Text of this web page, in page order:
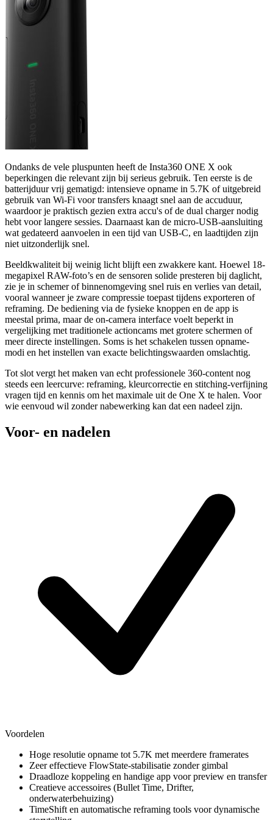
Ondanks de vele pluspunten heeft de Insta360 ONE X ook
beperkingen die relevant zijn bij serieus gebruik. Ten eerste is de
batterijduur vrij gematigd: intensieve opname in 5.7K of uitgebreid
gebruik van Wi-Fi voor transfers knaagt snel aan de accuduur,
waardoor je praktisch gezien extra accu's of de dual charger nodig
hebt voor langere sessies. Daarnaast kan de micro-USB-aansluiting
wat gedateerd aanvoelen in een tijd van USB-C, en laadtijden zijn
niet uitzonderlijk snel.
Beeldkwaliteit bij weinig licht blijft een zwakkere kant. Hoewel 18-
megapixel RAW-foto’s en de sensoren solide presteren bij daglicht,
zie je in schemer of binnenomgeving snel ruis en verlies van detail,
vooral wanneer je zware compressie toepast tijdens exporteren of
reframing. De bediening via de fysieke knoppen en de app is
meestal prima, maar de on-camera interface voelt beperkt in
vergelijking met traditionele actioncams met grotere schermen of
meer directe instellingen. Soms is het schakelen tussen opname-
modi en het instellen van exacte belichtingswaarden omslachtig.
Tot slot vergt het maken van echt professionele 360-content nog
steeds een leercurve: reframing, kleurcorrectie en stitching-verfijning
vragen tijd en kennis om het maximale uit de One X te halen. Voor
wie eenvoud wil zonder nabewerking kan dat een nadeel zijn.
Voor- en nadelen
Voordelen
Hoge resolutie opname tot 5.7K met meerdere framerates
Zeer effectieve FlowState-stabilisatie zonder gimbal
Draadloze koppeling en handige app voor preview en transfer
Creatieve accessoires (Bullet Time, Drifter,
onderwaterbehuizing)
TimeShift en automatische reframing tools voor dynamische